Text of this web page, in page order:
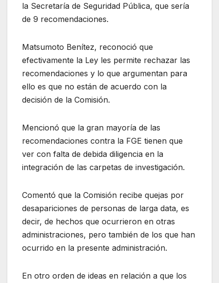
la Secretaría de Seguridad Pública, que sería
de 9 recomendaciones.
Matsumoto Benítez, reconoció que
efectivamente la Ley les permite rechazar las
recomendaciones y lo que argumentan para
ello es que no están de acuerdo con la
decisión de la Comisión.
Mencionó que la gran mayoría de las
recomendaciones contra la FGE tienen que
ver con falta de debida diligencia en la
integración de las carpetas de investigación.
Comentó que la Comisión recibe quejas por
desapariciones de personas de larga data, es
decir, de hechos que ocurrieron en otras
administraciones, pero también de los que han
ocurrido en la presente administración.
En otro orden de ideas en relación a que los